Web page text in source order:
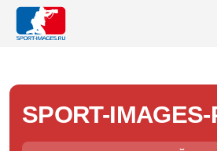
SPORT-